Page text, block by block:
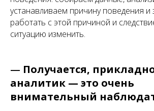
устанавливаем причину поведения
работать с этой причиной и
ситуацию изменить.
— Получается,
аналитик — это очень
внимательный